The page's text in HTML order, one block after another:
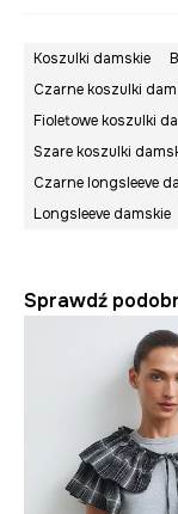
Koszulki damskie
Czarne koszulki
Fioletowe koszulki
Szare koszulki
Czarne longsleeve
Longsleeve damskie
Sprawdź